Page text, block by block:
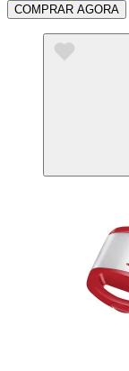
COMPRAR AGORA